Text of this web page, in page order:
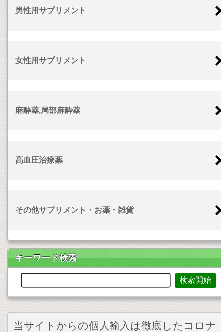
男性用サプリメント
女性用サプリメント
麻酔薬,局部麻酔薬
高血圧治療薬
その他サプリメント・お薬・雑貨
キーワード検索
当サイトからの個人輸入は徹底したコロナ